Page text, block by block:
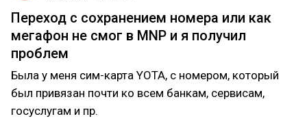
Переход с сохранением номера или как
мегафон не смог в MNP и я получил
проблем
Была у меня сим-карта YOTA, с номером, который
был привязан почти ко всем банкам, сервисам,
госуслугам и пр.